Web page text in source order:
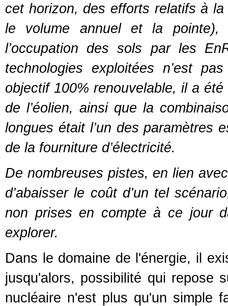
cet horizon, des efforts relatifs à la
le volume annuel et la pointe),
l’occupation des sols par les
technologies exploitées n’est
objectif 100% renouvelable, il a
de l’éolien, ainsi que la
longues était l’un des paramètres
de la fourniture d’électricité.
De nombreuses pistes, en lien
d’abaisser le coût d’un tel
non prises en compte à ce jour
explorer.
Dans le domaine de l'énergie, il
jusqu'alors, possibilité qui repose
nucléaire n'est plus qu'un simple